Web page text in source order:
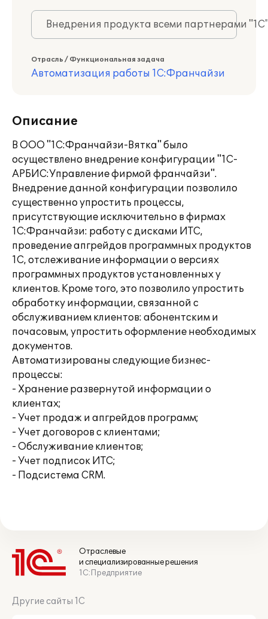
Внедрения продукта всеми партнерами
Отрасль / Функциональная задача
Автоматизация работы 1С:Франчайзи
Описание
В ООО "1С:Франчайзи-Вятка" было
осуществлено внедрение конфигурации "1С-
АРБИС:Управление фирмой франчайзи".
Внедрение данной конфигурации позволило
существенно упростить процессы,
присутствующие исключительно в фирмах
1С:Франчайзи: работу с дисками ИТС,
проведение апгрейдов программных продуктов
1С, отслеживание информации о версиях
программных продуктов установленных у
клиентов. Кроме того, это позволило упростить
обработку информации, связанной с
обслуживанием клиентов: абонентским и
почасовым, упростить оформление необходимых
документов.
Автоматизированы следующие бизнес-
процессы:
- Хранение развернутой информации о
клиентах;
- Учет продаж и апгрейдов программ;
- Учет договоров с клиентами;
- Обслуживание клиентов;
- Учет подписок ИТС;
- Подсистема CRM.
Отраслевые
и специализированные решения
1С:Предприятие
Другие сайты 1С